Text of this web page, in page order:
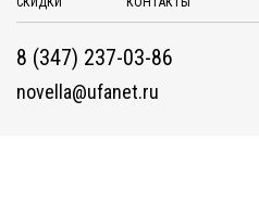
8 (347) 237-03-86
novella@ufanet.ru